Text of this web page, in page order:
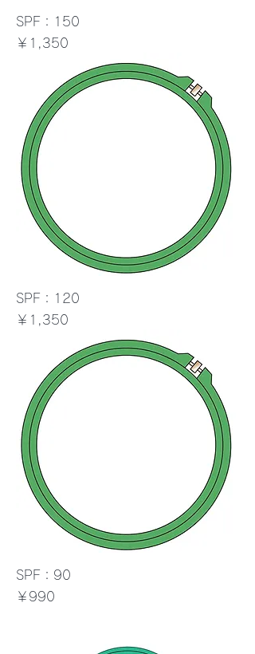
SPF：150
価格
￥1,350
SPF：120
価格
￥1,350
SPF：90
価格
￥990